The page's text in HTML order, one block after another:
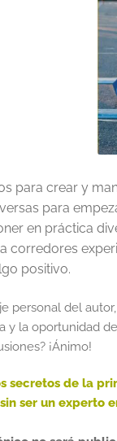
para crear y
para
en práctica
corredores
positivo.
personal del
y la oportunidad
¡Ánimo!
secretos de la
ser un experto